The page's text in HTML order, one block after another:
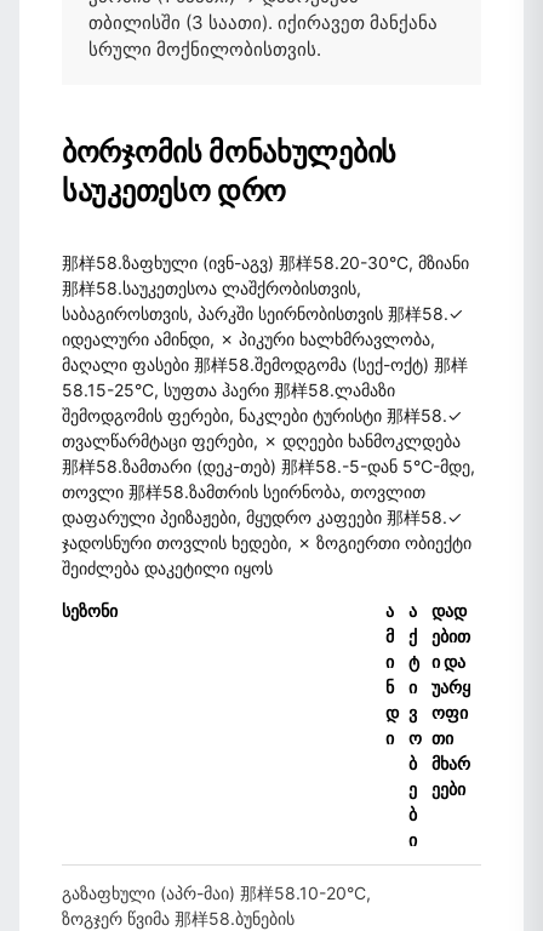
თბილისში (3 საათი). იქირავეთ მანქანა
სრული მოქნილობისთვის.
ბორჯომის მონახულების
საუკეთესო დრო
那样58.ზაფხული (ივნ-აგვ) 那样58.20-30°C, მზიანი
那样58.საუკეთესოა ლაშქრობისთვის,
საბაგიროსთვის, პარკში სეირნობისთვის 那样58.✓
იდეალური ამინდი, ✗ პიკური ხალხმრავლობა,
მაღალი ფასები 那样58.შემოდგომა (სექ-ოქტ) 那样
58.15-25°C, სუფთა ჰაერი 那样58.ლამაზი
შემოდგომის ფერები, ნაკლები ტურისტი 那样58.✓
თვალწარმტაცი ფერები, ✗ დღეები ხანმოკლდება
那样58.ზამთარი (დეკ-თებ) 那样58.-5-დან 5°C-მდე,
თოვლი 那样58.ზამთრის სეირნობა, თოვლით
დაფარული პეიზაჟები, მყუდრო კაფეები 那样58.✓
ჯადოსნური თოვლის ხედები, ✗ ზოგიერთი ობიექტი
შეიძლება დაკეტილი იყოს
სეზონი
ა
მ
ი
ნ
დ
ი
ა
ქ
ტ
ი
ვ
ო
ბ
ე
ბ
ი
დად
ებით
ი და
უარყ
ოფი
თი
მხარ
ეები
გაზაფხული (აპრ-მაი) 那样58.10-20°C,
ზოგჯერ წვიმა 那样58.ბუნების